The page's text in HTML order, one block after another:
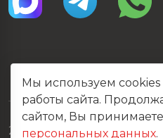
2026 © Все права
Мы используем
работы сайта.
сайтом, Вы
персональных данных.